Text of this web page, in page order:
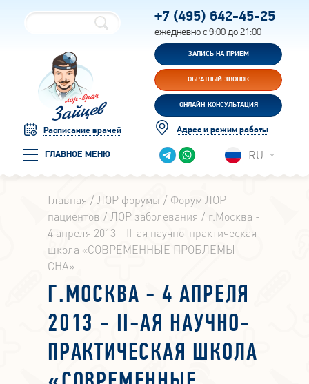
Расписание врачей
ГЛАВНОЕ МЕНЮ
+7 (495) 642-45-25
ежедневно с 9:00 до 21:00
ЗАПИСЬ НА ПРИЕМ
ОБРАТНЫЙ ЗВОНОК
ОНЛАЙН-КОНСУЛЬТАЦИЯ
Адрес и режим работы
RU
Главная ЛОР форумы
Форум ЛОР
пациентов
ЛОР заболевания
г.Москва -
4 апреля 2013 - II-ая научно-практическая
школа «СОВРЕМЕННЫЕ ПРОБЛЕМЫ
СНА»
Г.МОСКВА - 4 АПРЕЛЯ
2013 - II-АЯ НАУЧНО-
ПРАКТИЧЕСКАЯ ШКОЛА